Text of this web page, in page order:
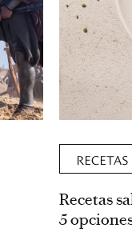
RECETAS
Recetas
5